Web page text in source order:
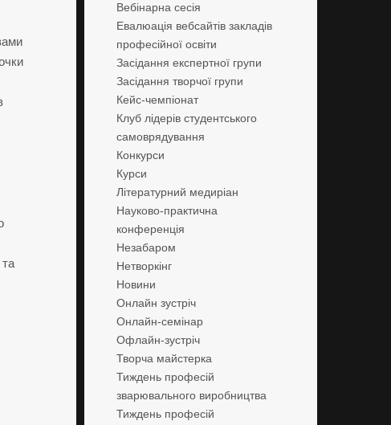
Вебінарна сесія
Евалюація вебсайтів закладів
професійної освіти
Засідання експертної групи
Засідання творчої групи
Кейс-чемпіонат
Клуб лідерів студентського
самоврядування
Конкурси
Курси
Літературний медиріан
Науково-практична
конференція
Незабаром
Нетворкінг
Новини
Онлайн зустріч
Онлайн-семінар
Офлайн-зустріч
Творча майстерка
Тиждень професій
зварювального виробництва
Тиждень професій